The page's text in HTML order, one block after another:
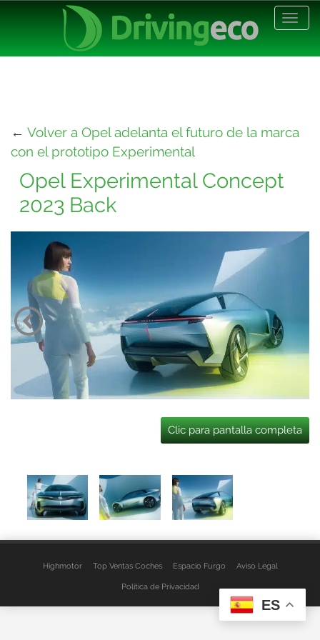
← Volver a Opel adelanta el futuro de la marca
con el prototipo Experimental
Opel Experimental Concept
2023 Back
Clic para pantalla completa
Highmotor Top Ventas Coches Espacio Furgo Aviso Legal
Política de Privacidad
ES